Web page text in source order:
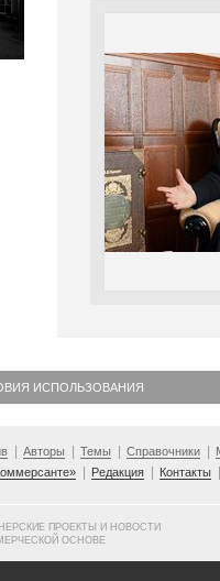
ИСПОЛЬЗОВАНИЯ
Авторы Темы Справочники
Редакция Контакты
ПРОЕКТЫ И НОВОСТИ
ОСНОВЕ